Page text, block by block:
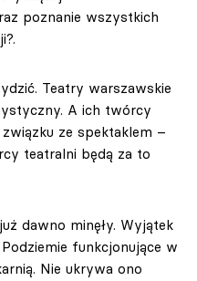
poznanie wszystkich
Teatry warszawskie
A ich twórcy
ze spektaklem –
teatralni będą za to
dawno minęły. Wyjątek
funkcjonujące w
Nie ukrywa ono